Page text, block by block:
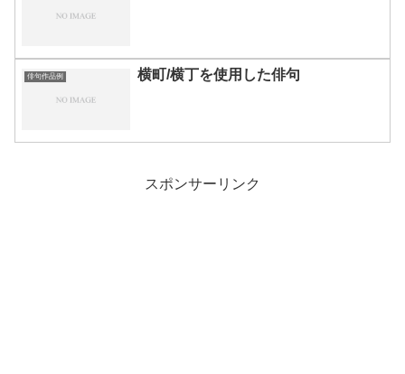
俳句作品例 横町/横丁を使用した俳句
スポンサーリンク